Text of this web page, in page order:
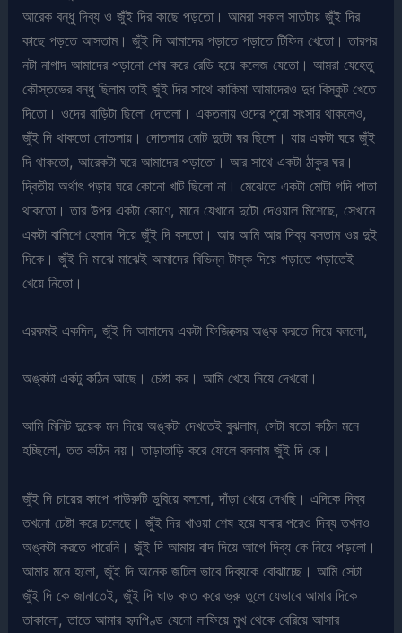
আরেক বন্ধু দিব্য ও জুঁই দির কাছে পড়তো। আমরা সকাল সাতটায় জুঁই দির
কাছে পড়তে আসতাম। জুঁই দি আমাদের পড়াতে পড়াতে টিফিন খেতো। তারপর
নটা নাগাদ আমাদের পড়ানো শেষ করে রেডি হয়ে কলেজ যেতো। আমরা যেহেতু
কৌস্তভের বন্ধু ছিলাম তাই জুঁই দির সাথে কাকিমা আমাদেরও দুধ বিস্কুট খেতে
দিতো। ওদের বাড়িটা ছিলো দোতলা। একতলায় ওদের পুরো সংসার থাকলেও,
জুঁই দি থাকতো দোতলায়। দোতলায় মোট দুটো ঘর ছিলো। যার একটা ঘরে জুঁই
দি থাকতো, আরেকটা ঘরে আমাদের পড়াতো। আর সাথে একটা ঠাকুর ঘর।
দ্বিতীয় অর্থাৎ পড়ার ঘরে কোনো খাট ছিলো না। মেঝেতে একটা মোটা গদি পাতা
থাকতো। তার উপর একটা কোণে, মানে যেখানে দুটো দেওয়াল মিশেছে, সেখানে
একটা বালিশে হেলান দিয়ে জুঁই দি বসতো। আর আমি আর দিব্য বসতাম ওর দুই
দিকে। জুঁই দি মাঝে মাঝেই আমাদের বিভিন্ন টাস্ক দিয়ে পড়াতে পড়াতেই
খেয়ে নিতো।
এরকমই একদিন, জুঁই দি আমাদের একটা ফিজিক্সের অঙ্ক করতে দিয়ে বললো,
অঙ্কটা একটু কঠিন আছে। চেষ্টা কর। আমি খেয়ে নিয়ে দেখবো।
আমি মিনিট দুয়েক মন দিয়ে অঙ্কটা দেখতেই বুঝলাম, সেটা যতো কঠিন মনে
হচ্ছিলো, তত কঠিন নয়। তাড়াতাড়ি করে ফেলে বললাম জুঁই দি কে।
জুঁই দি চায়ের কাপে পাউরুটি ডুবিয়ে বললো, দাঁড়া খেয়ে দেখছি। এদিকে দিব্য
তখনো চেষ্টা করে চলেছে। জুঁই দির খাওয়া শেষ হয়ে যাবার পরেও দিব্য তখনও
অঙ্কটা করতে পারেনি। জুঁই দি আমায় বাদ দিয়ে আগে দিব্য কে নিয়ে পড়লো।
আমার মনে হলো, জুঁই দি অনেক জটিল ভাবে দিব্যকে বোঝাচ্ছে। আমি সেটা
জুঁই দি কে জানাতেই, জুঁই দি ঘাড় কাত করে ভ্রু তুলে যেভাবে আমার দিকে
তাকালো, তাতে আমার হৃদপিণ্ড যেনো লাফিয়ে মুখ থেকে বেরিয়ে আসার